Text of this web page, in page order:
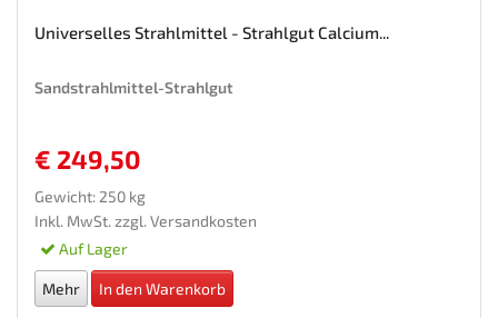
Universelles Strahlmittel - Strahlgut Calcium...
Sandstrahlmittel-Strahlgut
€ 249,50
Gewicht: 250 kg
Inkl. MwSt. zzgl. Versandkosten
Auf Lager
Mehr In den Warenkorb